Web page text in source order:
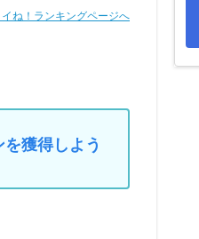
イね！ランキングページへ
獲得しよう